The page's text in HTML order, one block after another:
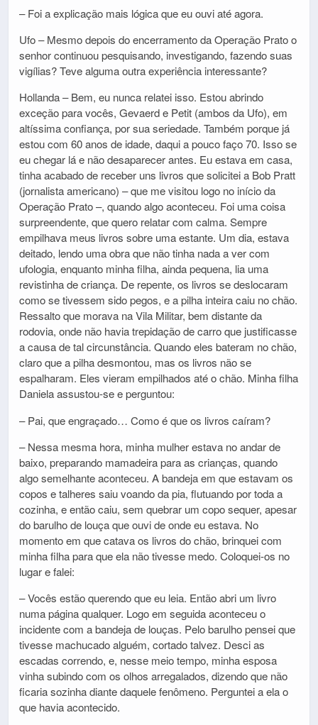
– Foi a explicação mais lógica que eu ouvi até agora.
Ufo – Mesmo depois do encerramento da Operação Prato o
senhor continuou pesquisando, investigando, fazendo suas
vigílias? Teve alguma outra experiência interessante?
Hollanda – Bem, eu nunca relatei isso. Estou abrindo
exceção para vocês, Gevaerd e Petit (ambos da Ufo), em
altíssima confiança, por sua seriedade. Também porque já
estou com 60 anos de idade, daqui a pouco faço 70. Isso se
eu chegar lá e não desaparecer antes. Eu estava em casa,
tinha acabado de receber uns livros que solicitei a Bob Pratt
(jornalista americano) – que me visitou logo no início da
Operação Prato –, quando algo aconteceu. Foi uma coisa
surpreendente, que quero relatar com calma. Sempre
empilhava meus livros sobre uma estante. Um dia, estava
deitado, lendo uma obra que não tinha nada a ver com
ufologia, enquanto minha filha, ainda pequena, lia uma
revistinha de criança. De repente, os livros se deslocaram
como se tivessem sido pegos, e a pilha inteira caiu no chão.
Ressalto que morava na Vila Militar, bem distante da
rodovia, onde não havia trepidação de carro que justificasse
a causa de tal circunstância. Quando eles bateram no chão,
claro que a pilha desmontou, mas os livros não se
espalharam. Eles vieram empilhados até o chão. Minha filha
Daniela assustou-se e perguntou:
– Pai, que engraçado… Como é que os livros caíram?
– Nessa mesma hora, minha mulher estava no andar de
baixo, preparando mamadeira para as crianças, quando
algo semelhante aconteceu. A bandeja em que estavam os
copos e talheres saiu voando da pia, flutuando por toda a
cozinha, e então caiu, sem quebrar um copo sequer, apesar
do barulho de louça que ouvi de onde eu estava. No
momento em que catava os livros do chão, brinquei com
minha filha para que ela não tivesse medo. Coloquei-os no
lugar e falei:
– Vocês estão querendo que eu leia. Então abri um livro
numa página qualquer. Logo em seguida aconteceu o
incidente com a bandeja de louças. Pelo barulho pensei que
tivesse machucado alguém, cortado talvez. Desci as
escadas correndo, e, nesse meio tempo, minha esposa
vinha subindo com os olhos arregalados, dizendo que não
ficaria sozinha diante daquele fenômeno. Perguntei a ela o
que havia acontecido.